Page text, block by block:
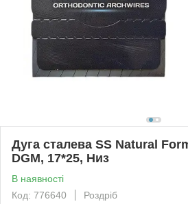
Дуга сталева SS Natural
DGM, 17*25, Низ
В наявності
Код: 776640
Роздріб